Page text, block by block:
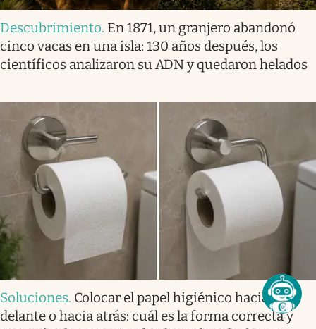
Descubrimiento. En 1871, un granjero abandonó
cinco vacas en una isla: 130 años después, los
científicos analizaron su ADN y quedaron helados
Soluciones. Colocar el papel higiénico hacia
delante o hacia atrás: cuál es la forma correcta y